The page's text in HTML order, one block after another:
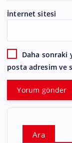
İnternet sitesi
Daha sonraki
posta adresim ve
Ara